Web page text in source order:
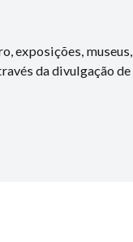
exposições, museus,
da divulgação de